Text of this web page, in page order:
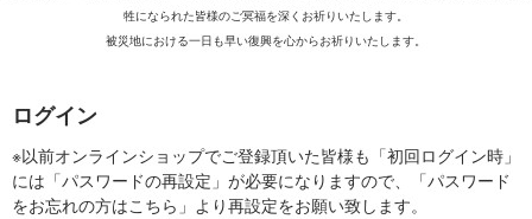
牲になられた皆様のご冥福を深くお祈りいたします。
被災地における一日も早い復興を心からお祈りいたします。
ログイン
※以前オンラインショップでご登録頂いた皆様も「初回ログイン時」
には「パスワードの再設定」が必要になりますので、「パスワード
をお忘れの方はこちら」より再設定をお願い致します。